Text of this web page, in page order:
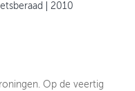
2010
Op de veertig